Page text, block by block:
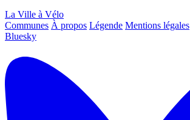
La Ville à Vélo
Communes À propos Légende Mentions légales
Bluesky